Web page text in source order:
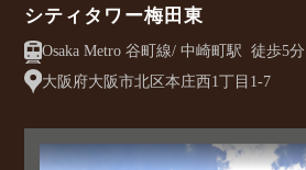
シティタワー梅田東
Osaka Metro 谷町線/ 中崎町駅 徒歩5分
大阪府大阪市北区本庄西1丁目1-7